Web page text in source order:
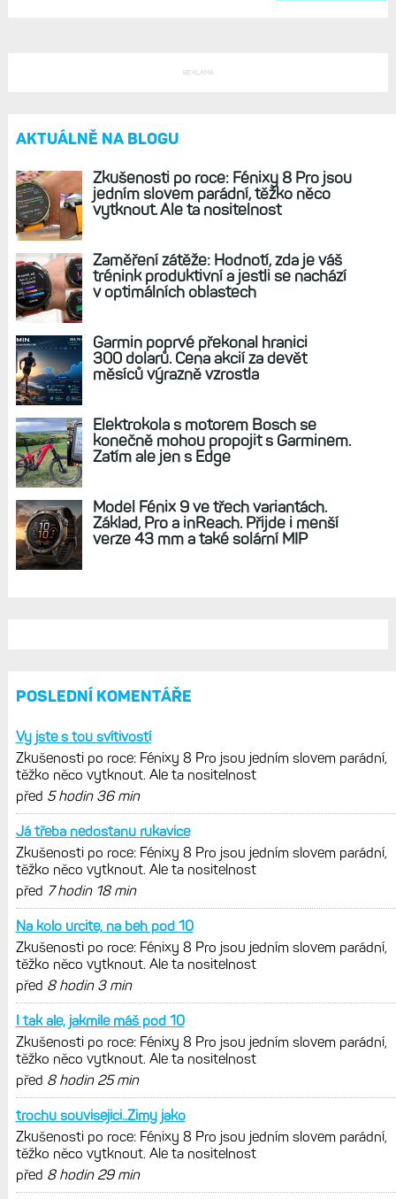
REKLAMA
AKTUÁLNĚ NA BLOGU
Zkušenosti po roce: Fénixy 8 Pro jsou
jedním slovem parádní, těžko něco
vytknout. Ale ta nositelnost
Zaměření zátěže: Hodnotí, zda je váš
trénink produktivní a jestli se nachází
v optimálních oblastech
Garmin poprvé překonal hranici
300 dolarů. Cena akcií za devět
měsíců výrazně vzrostla
Elektrokola s motorem Bosch se
konečně mohou propojit s Garminem.
Zatím ale jen s Edge
Model Fénix 9 ve třech variantách.
Základ, Pro a inReach. Přijde i menší
verze 43 mm a také solární MIP
POSLEDNÍ KOMENTÁŘE
Vy jste s tou svítivostí
Zkušenosti po roce: Fénixy 8 Pro jsou jedním slovem parádní,
těžko něco vytknout. Ale ta nositelnost
před 5 hodin 36 min
Já třeba nedostanu rukavice
Zkušenosti po roce: Fénixy 8 Pro jsou jedním slovem parádní,
těžko něco vytknout. Ale ta nositelnost
před 7 hodin 18 min
Na kolo urcite, na beh pod 10
Zkušenosti po roce: Fénixy 8 Pro jsou jedním slovem parádní,
těžko něco vytknout. Ale ta nositelnost
před 8 hodin 3 min
I tak ale, jakmile máš pod 10
Zkušenosti po roce: Fénixy 8 Pro jsou jedním slovem parádní,
těžko něco vytknout. Ale ta nositelnost
před 8 hodin 25 min
trochu souvisejici..Zimy jako
Zkušenosti po roce: Fénixy 8 Pro jsou jedním slovem parádní,
těžko něco vytknout. Ale ta nositelnost
před 8 hodin 29 min